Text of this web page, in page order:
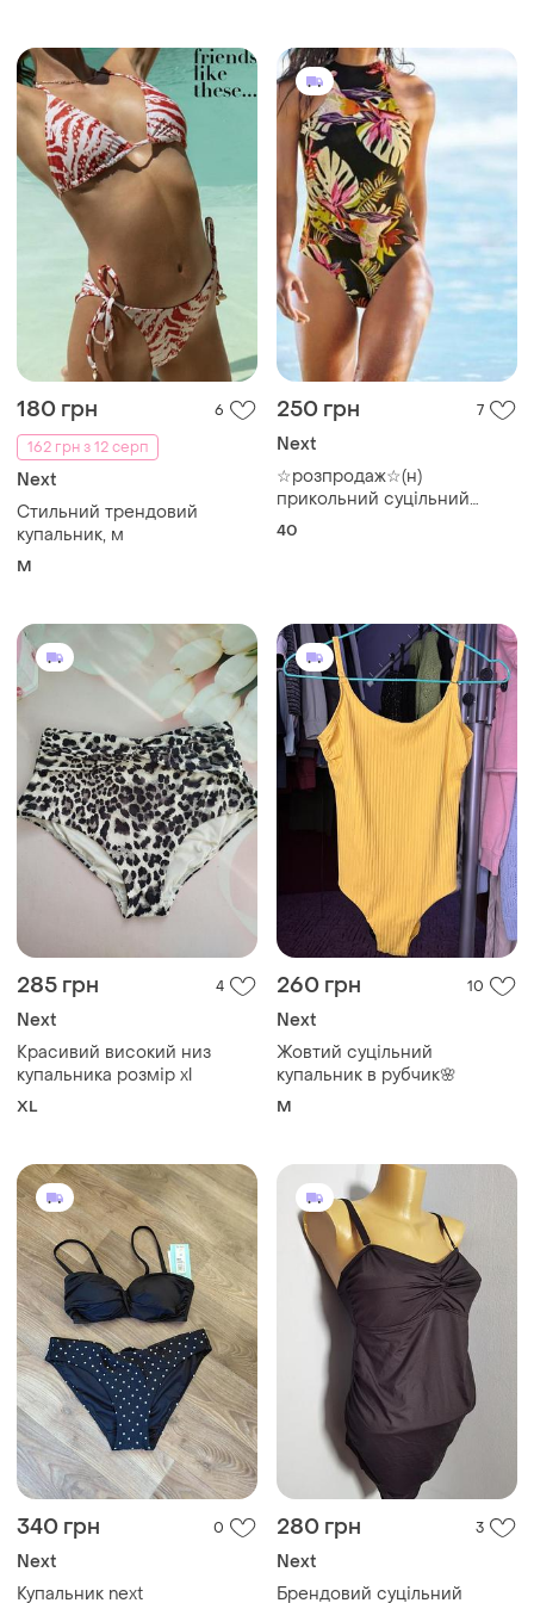
180 грн
6
162 грн з 12 серп
Next
Стильний трендовий
купальник, м
M
250 грн 7
Next
☆розпродаж☆(н)
прикольний суцільний
купальник від next
40
285 грн 4
Next
Красивий високий низ
купальника розмір xl
XL
260 грн 10
Next
Жовтий суцільний
купальник в рубчик🌸
M
340 грн 0
Next
Купальник next
280 грн 3
Next
Брендовий суцільний